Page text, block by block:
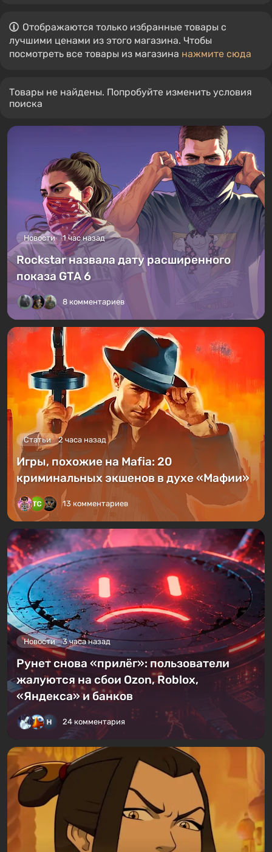
Отображаются только избранные товары с
лучшими ценами из этого магазина. Чтобы
посмотреть все товары из магазина нажмите сюда
Товары не найдены. Попробуйте изменить условия
поиска
Новости 1 час назад
Rockstar назвала дату расширенного
показа GTA 6
8 комментариев
Статьи 2 часа назад
Игры, похожие на Mafia: 20
криминальных экшенов в духе «Мафии»
13 комментариев
Новости 3 часа назад
Рунет снова «прилёг»: пользователи
жалуются на сбои Ozon, Roblox,
«Яндекса» и банков
24 комментария